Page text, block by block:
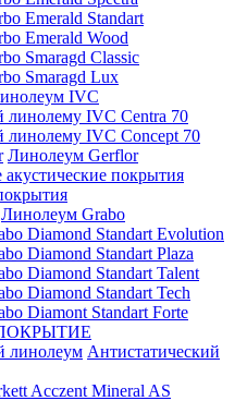
Emerald Standart
Emerald Wood
Smaragd Classic
Smaragd Lux
IVC
линолему IVC Centra 70
линолему IVC Concept 70
Линолеум Gerflor
акустические покрытия
Линолеум Grabo
Diamond Standart Evolution
Diamond Standart Plaza
Diamond Standart Talent
Diamond Standart Tech
Diamont Standart Forte
Антистатический
Acczent Mineral AS